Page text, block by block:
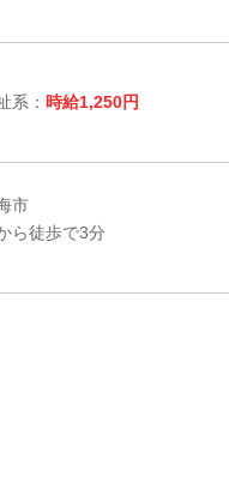
系： 時給1,250円
市
ら徒歩で3分